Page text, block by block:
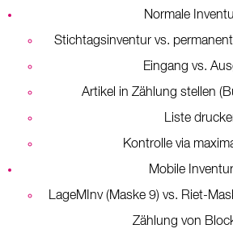
Normale
Stichtagsinventur vs.
Eingang vs.
Artikel in Zählung stellen
Liste
Kontrolle via
Mobile Inventur
LageMInv (Maske 9) vs. Riet-
Zählung von